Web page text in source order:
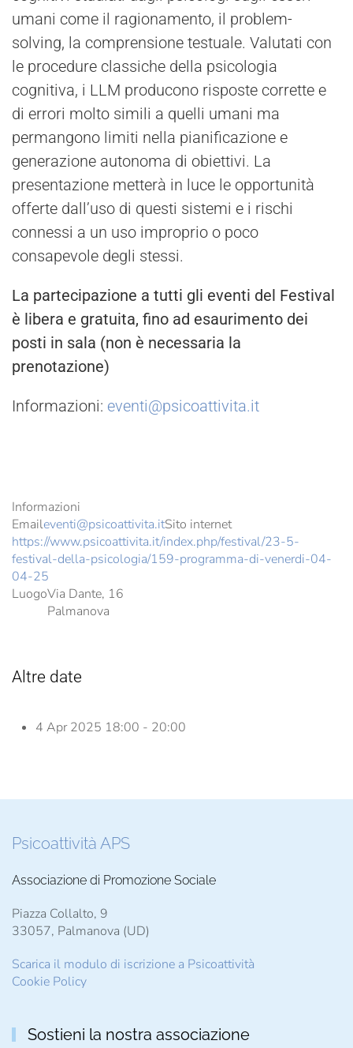
umani come il ragionamento, il problem-
solving, la comprensione testuale. Valutati con
le procedure classiche della psicologia
cognitiva, i LLM producono risposte corrette e
di errori molto simili a quelli umani ma
permangono limiti nella pianificazione e
generazione autonoma di obiettivi. La
presentazione metterà in luce le opportunità
offerte dall’uso di questi sistemi e i rischi
connessi a un uso improprio o poco
consapevole degli stessi.
La partecipazione a tutti gli eventi del Festival
è libera e gratuita, fino ad esaurimento dei
posti in sala (non è necessaria la
prenotazione)
Informazioni: eventi@psicoattivita.it
Informazioni
Emaileventi@psicoattivita.itSito internet
https://www.psicoattivita.it/index.php/festival/23-5-
festival-della-psicologia/159-programma-di-venerdi-04-
04-25
LuogoVia Dante, 16
Palmanova
Altre date
4 Apr 2025 18:00 - 20:00
Psicoattività APS
Associazione di Promozione Sociale
Piazza Collalto, 9
33057, Palmanova (UD)
Scarica il modulo di iscrizione a Psicoattività
Cookie Policy
Sostieni la nostra associazione